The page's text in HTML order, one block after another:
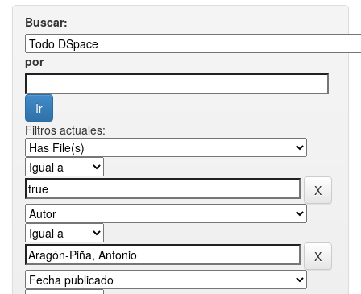
Buscar:
por
Filtros actuales: